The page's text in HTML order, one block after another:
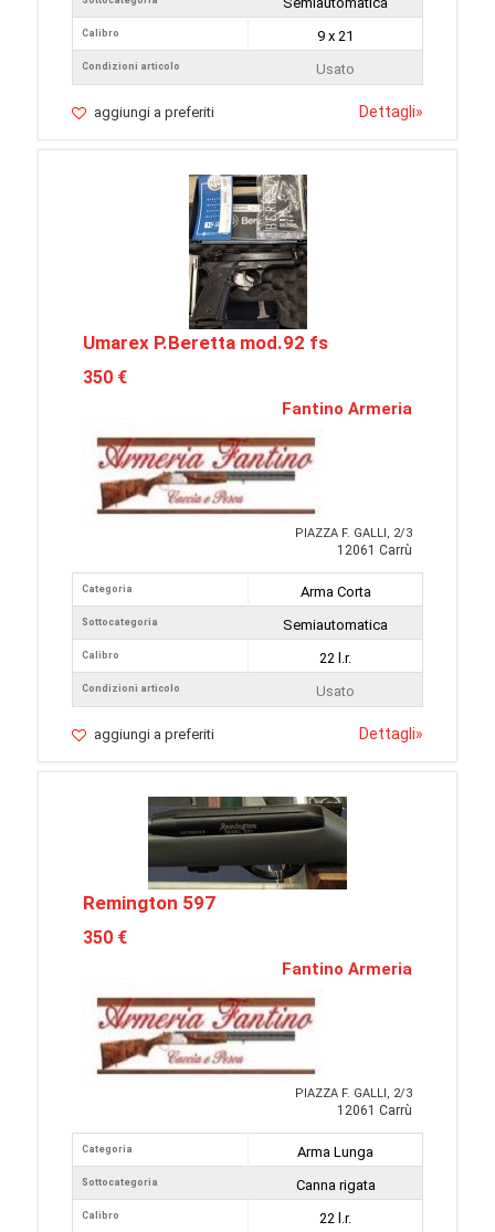
Calibro
Condizioni articolo
9 x 21
Usato
aggiungi a preferiti Dettagli»
Umarex P.Beretta mod.92 fs
350 €
Fantino Armeria
PIAZZA F. GALLI, 2/3
12061 Carrù
Categoria
Sottocategoria
Calibro
Condizioni articolo
Arma Corta
Semiautomatica
22 l.r.
Usato
aggiungi a preferiti Dettagli»
Remington 597
350 €
Fantino Armeria
PIAZZA F. GALLI, 2/3
12061 Carrù
Categoria
Sottocategoria
Calibro
Arma Lunga
Canna rigata
22 l.r.